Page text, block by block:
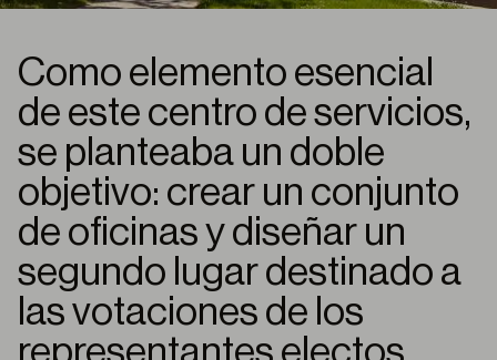
Como elemento esencial
de este centro de servicios,
se planteaba un doble
objetivo: crear un conjunto
de oficinas y diseñar un
segundo lugar destinado a
las votaciones de los